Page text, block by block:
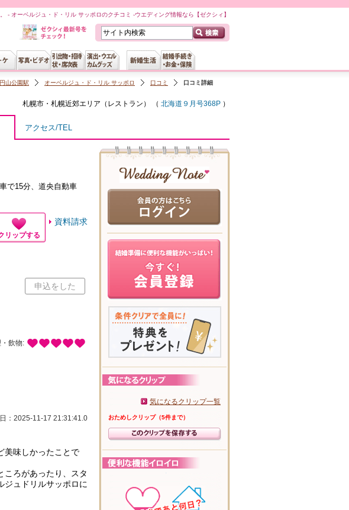
- オーベルジュ・ド・リル サッポロのクチコミ -ウエディング情報なら【ゼクシィ】
円山公園駅 オーベルジュ・ド・リル サッポロ 口コミ 口コミ詳細
札幌市・札幌近郊エリア（ レストラン ） （ 北海道９月号368P ）
アクセス/TEL
で15分、道央自動車
リップする
資料請求
申込をした
飲物:
：2025-11-17 21:31:41.0
美味しかったことで
ころがあったり、スタ
ジュドリルサッポロに
気になるクリップ一覧
おためしクリップ（5件まで）